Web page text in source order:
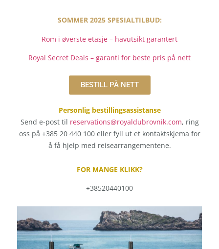
SOMMER 2025 SPESIALTILBUD:
Rom i øverste etasje – havutsikt garantert
Royal Secret Deals – garanti for beste pris på nett
BESTILL PÅ NETT
Personlig bestillingsassistanse
Send e-post til reservations@royaldubrovnik.com, ring
oss på +385 20 440 100 eller fyll ut et kontaktskjema for
å få hjelp med reisearrangementene.
FOR MANGE KLIKK?
+38520440100